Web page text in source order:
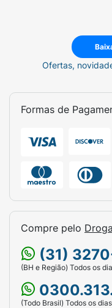
Ofertas,
Formas de
Compre pelo
(31)
(BH e Região) Todos os
(Todo Brasil) Todos os